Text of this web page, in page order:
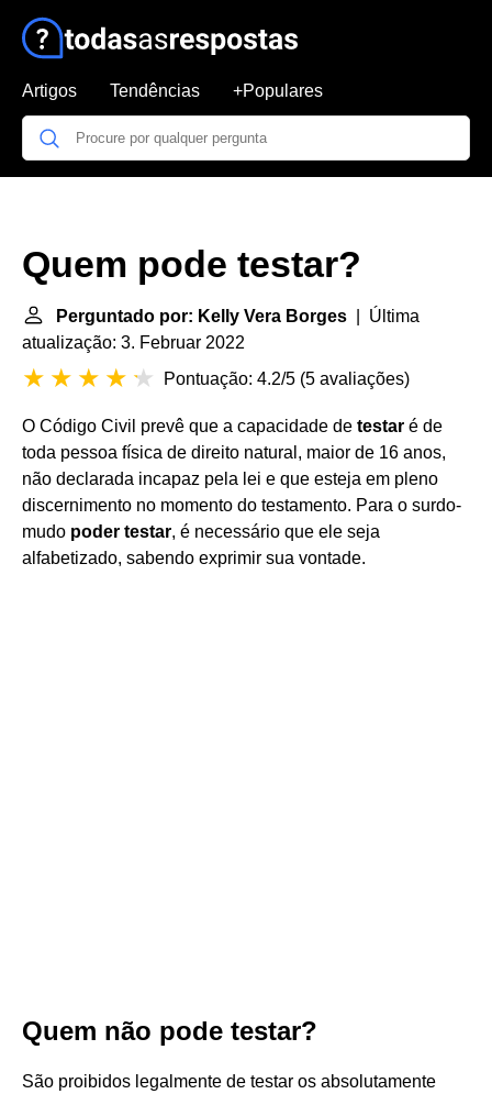
Artigos Tendências +Populares
Quem pode testar?
Perguntado por: Kelly Vera Borges | Última
atualização: 3. Februar 2022
Pontuação: 4.2/5 (5 avaliações)
O Código Civil prevê que a capacidade de testar é de
toda pessoa física de direito natural, maior de 16 anos,
não declarada incapaz pela lei e que esteja em pleno
discernimento no momento do testamento. Para o surdo-
mudo poder testar, é necessário que ele seja
alfabetizado, sabendo exprimir sua vontade.
Quem não pode testar?
São proibidos legalmente de testar os absolutamente